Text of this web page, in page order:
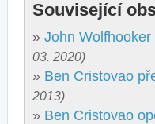
Související
» John
03. 2020)
» Ben Cristovao
2013)
» Ben Cristovao